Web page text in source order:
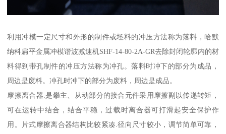
利用冲模一定尺寸和外形的制件或坯料的冲压方法称为落料，哈默
纳科扁平金属冲模谐波减速机SHF-14-80-2A-GR去除封闭轮廓内的材
料得到带孔制件的冲压方法称为冲孔。落料时冲下的部分为成品，
周边是废料。冲孔时冲下的部分为废料，周边是成品。
摩擦离合器.是攀主、从动部分的接合元件采用摩擦副以传递转矩，
可在运转中结合，结合平稳，过载时离合器可打滑起安全保护作
用。片式摩擦离合器结构比较紧凑.径向尺寸较小，调节简单可靠，